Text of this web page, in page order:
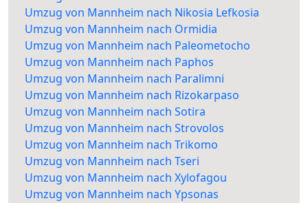
Umzug von Mannheim nach Nikosia Lefkosia
Umzug von Mannheim nach Ormidia
Umzug von Mannheim nach Paleometocho
Umzug von Mannheim nach Paphos
Umzug von Mannheim nach Paralimni
Umzug von Mannheim nach Rizokarpaso
Umzug von Mannheim nach Sotira
Umzug von Mannheim nach Strovolos
Umzug von Mannheim nach Trikomo
Umzug von Mannheim nach Tseri
Umzug von Mannheim nach Xylofagou
Umzug von Mannheim nach Ypsonas